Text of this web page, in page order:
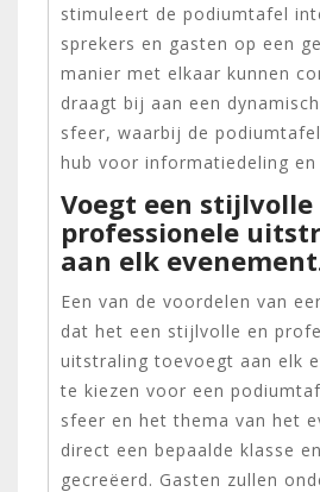
stimuleert de podiumtafel
sprekers en gasten op een
manier met elkaar kunnen
draagt bij aan een
sfeer, waarbij de
hub voor informatiedeling en
Voegt een stijlvolle
professionele
aan elk
Een van de voordelen van
dat het een stijlvolle en
uitstraling toevoegt aan elk
te kiezen voor een
sfeer en het thema van het
direct een bepaalde klasse
gecreëerd. Gasten zullen